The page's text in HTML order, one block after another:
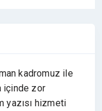
kadromuz ile
içinde zor
yazısı hizmeti